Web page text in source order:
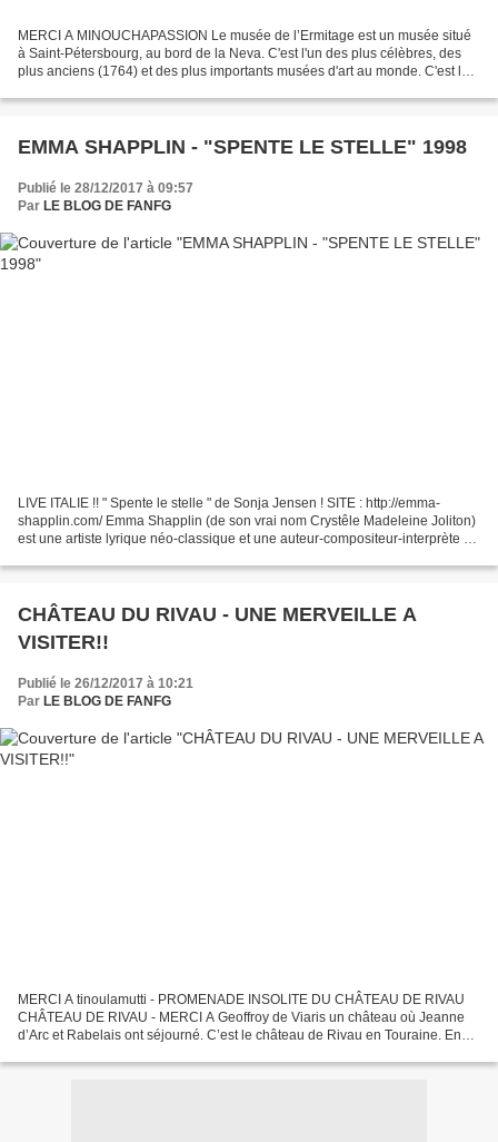
MERCI A MINOUCHAPASSION Le musée de l’Ermitage est un musée situé
à Saint-Pétersbourg, au bord de la Neva. C'est l'un des plus célèbres, des
plus anciens (1764) et des plus importants musées d'art au monde. C'est le
EMMA SHAPPLIN - "SPENTE LE STELLE" 1998
Publié le 28/12/2017 à 09:57
Par LE BLOG DE FANFG
LIVE ITALIE !! " Spente le stelle " de Sonja Jensen ! SITE : http://emma-
shapplin.com/ Emma Shapplin (de son vrai nom Crystêle Madeleine Joliton)
est une artiste lyrique néo-classique et une auteur-compositeur-interprète et
CHÂTEAU DU RIVAU - UNE MERVEILLE A
VISITER!!
Publié le 26/12/2017 à 10:21
Par LE BLOG DE FANFG
MERCI A tinoulamutti - PROMENADE INSOLITE DU CHÂTEAU DE RIVAU
CHÂTEAU DE RIVAU - MERCI A Geoffroy de Viaris un château où Jeanne
d’Arc et Rabelais ont séjourné. C’est le château de Rivau en Touraine. En